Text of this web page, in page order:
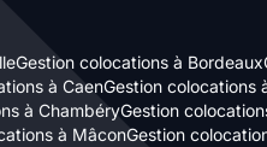
Gestion colocations à Bordeaux
à CaenGestion colocations
à ChambéryGestion
à MâconGestion